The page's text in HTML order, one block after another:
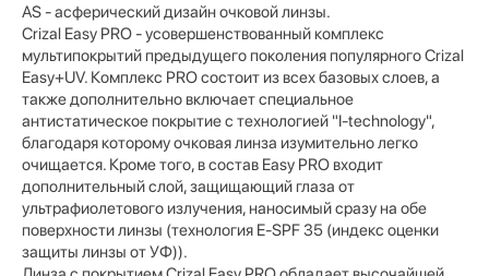
AS - асферический дизайн очковой линзы.
Crizal Easy PRO - усовершенствованный комплекс
мультипокрытий предыдущего поколения популярного Crizal
Easy+UV. Комплекс PRO состоит из всех базовых слоев, а
также дополнительно включает специальное
антистатическое покрытие с технологией "I-technology",
благодаря которому очковая линза изумительно легко
очищается. Кроме того, в состав Easy PRO входит
дополнительный слой, защищающий глаза от
ультрафиолетового излучения, наносимый сразу на обе
поверхности линзы (технология E-SPF 35 (индекс оценки
защиты линзы от УФ)).